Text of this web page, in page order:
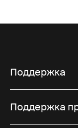
Поддержка
Поддержка